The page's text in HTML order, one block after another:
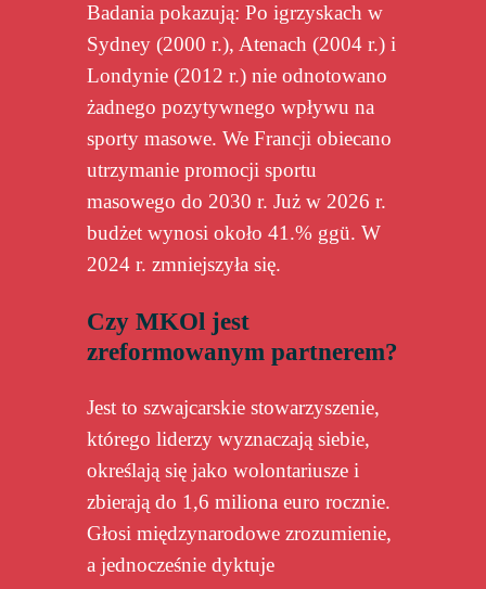
Badania pokazują: Po igrzyskach w
Sydney (2000 r.), Atenach (2004 r.) i
Londynie (2012 r.) nie odnotowano
żadnego pozytywnego wpływu na
sporty masowe. We Francji obiecano
utrzymanie promocji sportu
masowego do 2030 r. Już w 2026 r.
budżet wynosi około 41.% ggü. W
2024 r. zmniejszyła się.
Czy MKOl jest
zreformowanym partnerem?
Jest to szwajcarskie stowarzyszenie,
którego liderzy wyznaczają siebie,
określają się jako wolontariusze i
zbierają do 1,6 miliona euro rocznie.
Głosi międzynarodowe zrozumienie,
a jednocześnie dyktuje